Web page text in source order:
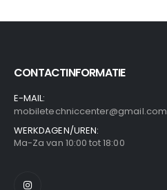
CONTACTINFORMATIE
E-MAIL:
mobiletechniccenter@gmail.com
WERKDAGEN/UREN:
Ma-Za van 10:00 tot 18:00